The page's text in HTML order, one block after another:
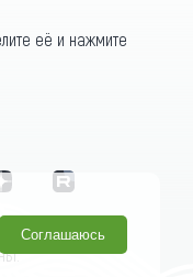
её и нажмите
Соглашаюсь